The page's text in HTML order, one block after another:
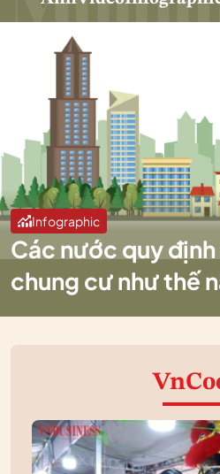
Infographic
Các nước quy
chung cư như thế